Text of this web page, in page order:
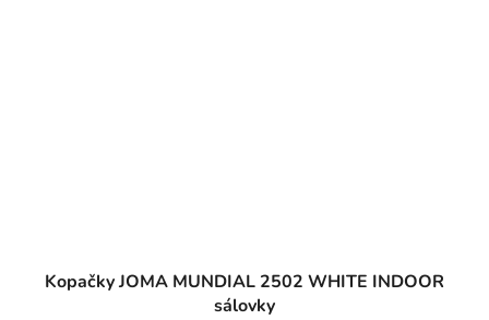
Kopačky JOMA MUNDIAL 2502 WHITE INDOOR
sálovky